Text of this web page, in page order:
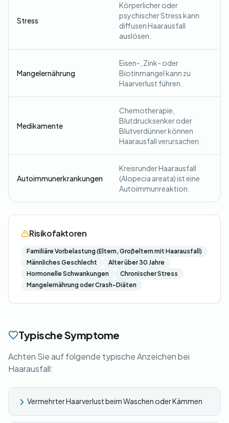
Stress
Körperlicher oder
psychischer Stress kann
diffusen Haarausfall
auslösen.
Mangelernährung
Eisen-, Zink- oder
Biotinmangel kann zu
Haarverlust führen.
Medikamente
Chemotherapie,
Blutdrucksenker oder
Blutverdünner können
Haarausfall verursachen.
Autoimmunerkrankungen
Kreisrunder Haarausfall
(Alopecia areata) ist eine
Autoimmunreaktion.
Risikofaktoren
Familiäre Vorbelastung (Eltern, Großeltern mit Haarausfall)
Männliches Geschlecht
Alter über 30 Jahre
Hormonelle Schwankungen
Chronischer Stress
Mangelernährung oder Crash-Diäten
Typische Symptome
Achten Sie auf folgende typische Anzeichen bei
Haarausfall:
Vermehrter Haarverlust beim Waschen oder Kämmen